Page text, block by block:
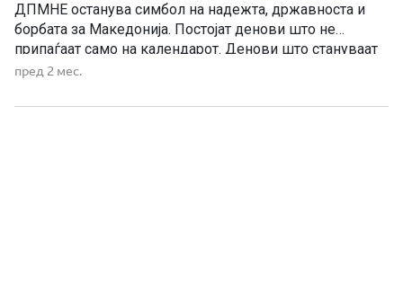
ДПМНЕ останува симбол на надежта, државноста и
борбата за Македонија. Постојат денови што не
припаѓаат само на календарот. Денови што стануваат
дел од судбината на еден народ. Денови што
пресвртници меѓу минатото и иднината. За многу
пред 2 мес.